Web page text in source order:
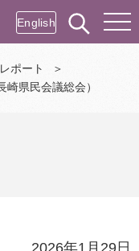
English
ポート
＞
県民会議総会）
2026年1月29日